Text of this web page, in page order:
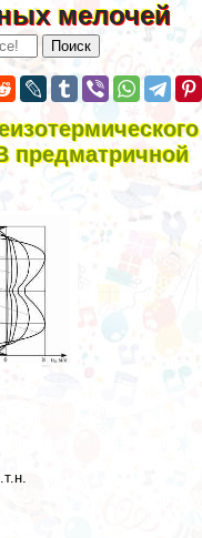
мелочей
предматричной